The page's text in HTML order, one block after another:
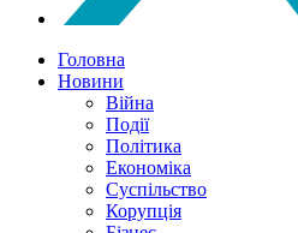
Головна
Новини
Війна
Події
Політика
Економіка
Суспільство
Корупція